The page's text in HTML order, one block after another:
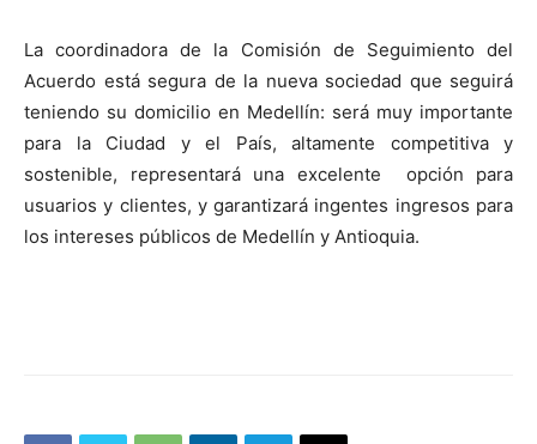
La coordinadora de la Comisión de Seguimiento del
Acuerdo está segura de la nueva sociedad que seguirá
teniendo su domicilio en Medellín: será muy importante
para la Ciudad y el País, altamente competitiva y
sostenible, representará una excelente opción para
usuarios y clientes, y garantizará ingentes ingresos para
los intereses públicos de Medellín y Antioquia.